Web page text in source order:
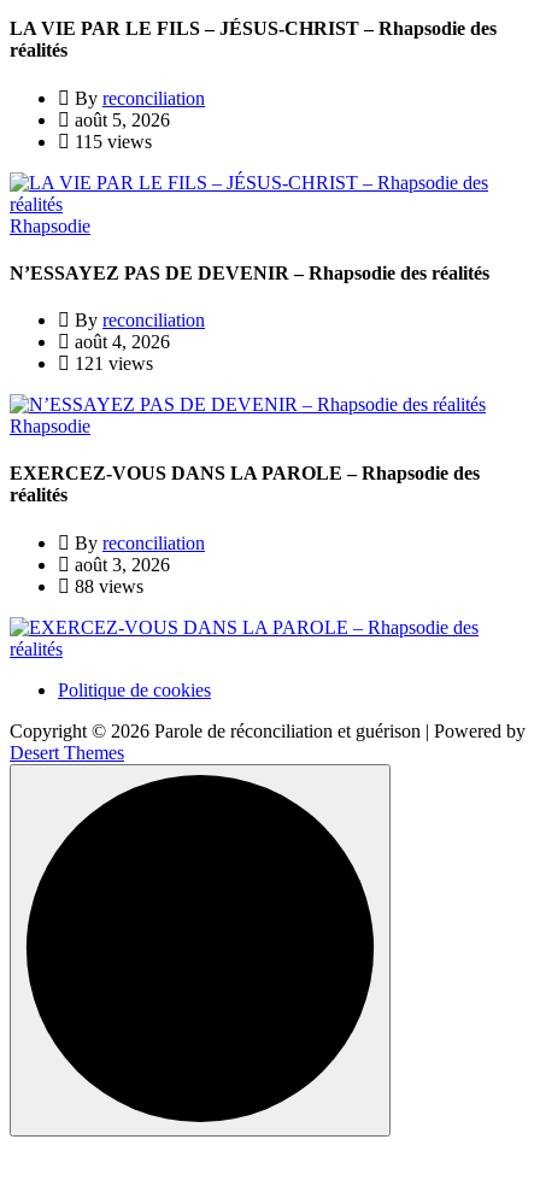
LA VIE PAR LE FILS – JÉSUS-CHRIST – Rhapsodie des
réalités
By reconciliation
août 5, 2026
115 views
Rhapsodie
N’ESSAYEZ PAS DE DEVENIR – Rhapsodie des réalités
By reconciliation
août 4, 2026
121 views
Rhapsodie
EXERCEZ-VOUS DANS LA PAROLE – Rhapsodie des
réalités
By reconciliation
août 3, 2026
88 views
Politique de cookies
Copyright © 2026 Parole de réconciliation et guérison | Powered by
Desert Themes